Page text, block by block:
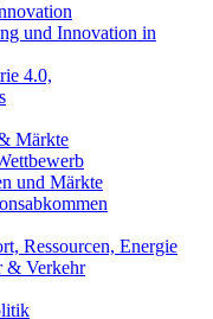
und Innovation in
4.0,
Märkte
und Märkte
Ressourcen, Energie
& Verkehr